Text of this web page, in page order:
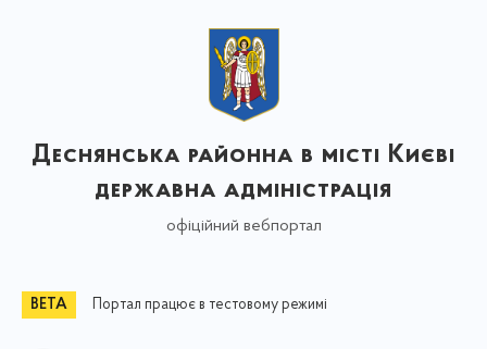
Деснянська районна в місті Києві
державна адміністрація
офіційний вебпортал
Портал працює в тестовому режимі